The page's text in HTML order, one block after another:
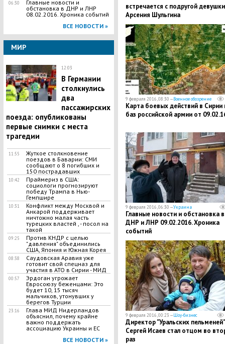
06:30
Главные новости и
обстановка в ДНР и ЛНР
08.02.2016. Хроника событий
ВСЕ НОВОСТИ »
МИР
12:03
В Германии
столкнулись
два
пассажирских
поезда: опубликованы
первые снимки с места
трагедии
11:55
Жуткое столкновение
поездов в Баварии: CМИ
сообщают о 8 погибших и
150 пострадавших
10:42
Праймериз в США:
социологи прогнозируют
победу Трампа в Нью-
Гемпшире
10:31
Конфликт между Москвой и
Анкарой поддерживает
ничтожно малая часть
турецких властей , - посол на
такой
09:25
Против КНДР с целью
"давления" объединились
США, Япония и Южная Корея
08:38
Саудовская Аравия уже
готовит свой спецназ для
участия в АТО в Сирии - МИД
00:57
Эрдоган угрожает
Евросоюзу беженцами: Это
будет 10, 15 тысяч
мальчиков, утонувших у
берегов Турции
23:16
Глава МИД Нидерландов
объяснил, почему крайне
важно поддержать
ассоциацию Украины и ЕС
ВСЕ НОВОСТИ »
встречается с подругой девушки
Арсения Шульгина
9 февраля 2016, 08:30 —Военное обозрение
Карта боевых действий в Сирии
баз российской армии от
9 февраля 2016, 06:30 —Украина
Главные новости и обстановка в
ДНР и ЛНР 09.02.2016. Хроника
событий
9 февраля 2016, 00:23 —Шоу-бизнес
Директор "Уральских пельменей"
Сергей Исаев стал отцом во
раз